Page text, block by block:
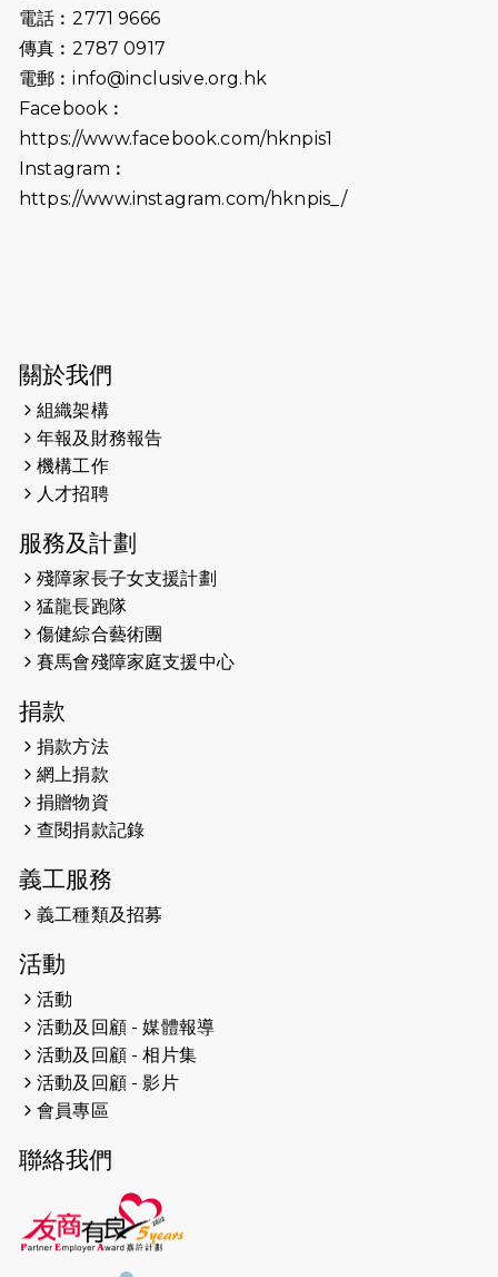
2025-06-15
會及愛。匯聚商龍會支持！
2025-06-09
《猛龍傳之誰怕誰》電影欣賞 - 感謝
生，GBS，JP出席
2025-06-06
《為你喝采陳百強歌迷會》慷慨贊助
38張門票欣賞香港中樂團 X 陳百強 —
2025-03-21
2025-02-20
2025-02-06
2025-02-05
馬拉松與猛龍國際共融大使Lukas
2024-12-31
2024-12-10
2024-11-17
2024-10-30
連續第七年獲得 #香港中小型企業總
商會「#友商有良」嘉許計劃的嘉許
2024-09-30
障等人士入場試玩
電話︰2771 9666
傳真︰2787 0917
電郵︰info@inclusive.org.hk
Facebook︰
https://www.facebook.com/hknpis1
Instagram︰
https://www.instagram.com/hknpis_/
關於我們
組織架構
年報及財務報告
機構工作
人才招聘
服務及計劃
殘障家長子女支援計劃
猛龍長跑隊
傷健綜合藝術團
賽馬會殘障家庭支援中心
捐款
捐款方法
網上捐款
捐贈物資
查閱捐款記錄
義工服務
義工種類及招募
活動
活動
活動及回顧 - 媒體報導
活動及回顧 - 相片集
活動及回顧 - 影片
會員專區
聯絡我們